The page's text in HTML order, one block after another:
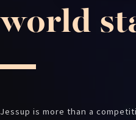
world
Jessup is more than a